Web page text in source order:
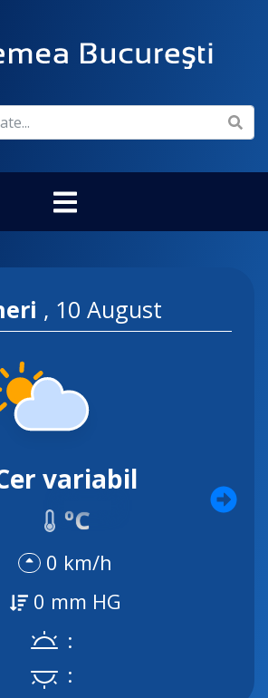
, 10 August
variabil
ºC
0 km/h
0 mm HG
:
: